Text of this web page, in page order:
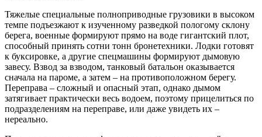
Тяжелые специальные полноприводные грузовики в высоком
темпе подъезжают к изученному разведкой пологому склону
берега, военные формируют прямо на воде гигантский плот,
способный принять сотни тонн бронетехники. Лодки готовят
к буксировке, а другие спецмашины формируют дымовую
завесу. Взвод за взводом, танковый батальон оказывается
сначала на пароме, а затем – на противоположном берегу.
Переправа – сложный и опасный этап, однако дымом
затягивает практически весь водоем, поэтому прицелиться по
подразделениям на переправе, или даже увидеть их –
нереально.